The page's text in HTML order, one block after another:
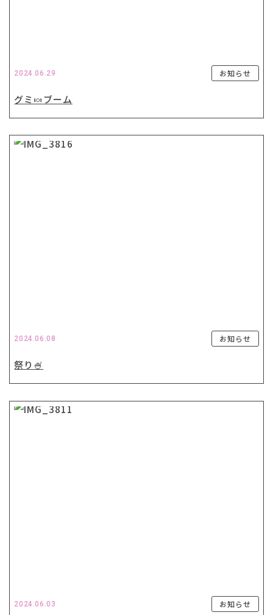
2024.06.29 お知らせ
グミ🍬ブーム
2024.06.08 お知らせ
祭り🍧
2024.06.03 お知らせ